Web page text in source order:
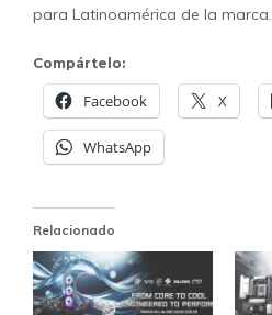
para Latinoamérica de la marca.
Compártelo:
Facebook X
WhatsApp
Relacionado